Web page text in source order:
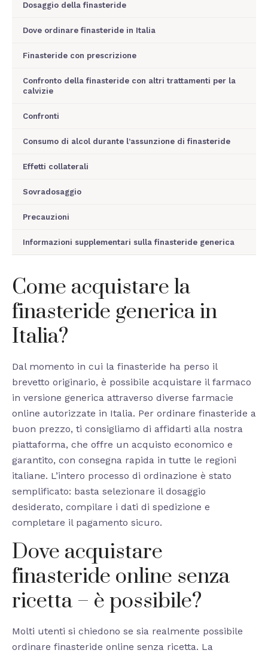
Dosaggio della finasteride
Dove ordinare finasteride in Italia
Finasteride con prescrizione
Confronto della finasteride con altri trattamenti per la
calvizie
Confronti
Consumo di alcol durante l’assunzione di finasteride
Effetti collaterali
Sovradosaggio
Precauzioni
Informazioni supplementari sulla finasteride generica
Come acquistare la
finasteride generica in
Italia?
Dal momento in cui la finasteride ha perso il
brevetto originario, è possibile acquistare il farmaco
in versione generica attraverso diverse farmacie
online autorizzate in Italia. Per ordinare finasteride a
buon prezzo, ti consigliamo di affidarti alla nostra
piattaforma, che offre un acquisto economico e
garantito, con consegna rapida in tutte le regioni
italiane. L’intero processo di ordinazione è stato
semplificato: basta selezionare il dosaggio
desiderato, compilare i dati di spedizione e
completare il pagamento sicuro.
Dove acquistare
finasteride online senza
ricetta – è possibile?
Molti utenti si chiedono se sia realmente possibile
ordinare finasteride online senza ricetta. La